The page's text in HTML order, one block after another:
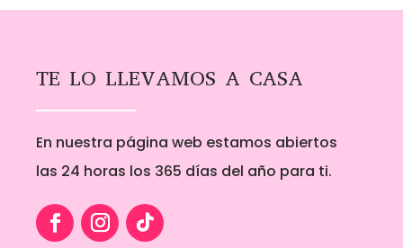
TE LO LLEVAMOS A CASA
En nuestra página web estamos abiertos
las 24 horas los 365 días del año para ti.